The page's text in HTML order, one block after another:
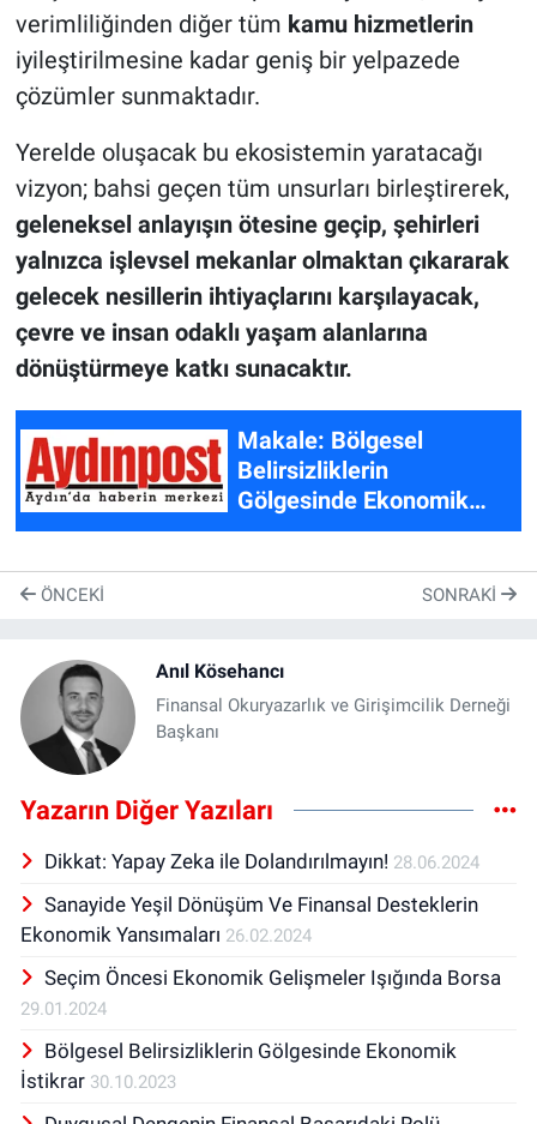
verimliliğinden diğer tüm kamu hizmetlerin
iyileştirilmesine kadar geniş bir yelpazede
çözümler sunmaktadır.
Yerelde oluşacak bu ekosistemin yaratacağı
vizyon; bahsi geçen tüm unsurları birleştirerek,
geleneksel anlayışın ötesine geçip, şehirleri
yalnızca işlevsel mekanlar olmaktan çıkararak
gelecek nesillerin ihtiyaçlarını karşılayacak,
çevre ve insan odaklı yaşam alanlarına
dönüştürmeye katkı sunacaktır.
Makale: Bölgesel
Belirsizliklerin
Gölgesinde Ekonomik
İstikrar
ÖNCEKI SONRAKI
Anıl Kösehancı
Finansal Okuryazarlık ve Girişimcilik Derneği
Başkanı
Yazarın Diğer Yazıları
Dikkat: Yapay Zeka ile Dolandırılmayın! 28.06.2024
Sanayide Yeşil Dönüşüm Ve Finansal Desteklerin
Ekonomik Yansımaları 26.02.2024
Seçim Öncesi Ekonomik Gelişmeler Işığında Borsa
29.01.2024
Bölgesel Belirsizliklerin Gölgesinde Ekonomik
İstikrar 30.10.2023